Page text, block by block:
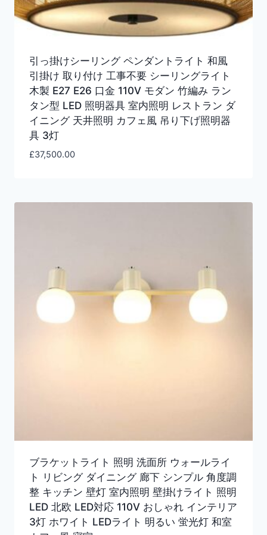
引っ掛けシーリング ペンダントライト 和風
引掛け 取り付け 工事不要 シーリングライト
木製 E27 E26 口金 110V モダン 竹編み ラン
タン型 LED 照明器具 室内照明 レストラン ダ
イニング 天井照明 カフェ風 吊り下げ照明器
具 3灯
£37,500.00
ブラケットライト 照明 洗面所 ウォールライ
ト リビング ダイニング 廊下 シンプル 角度調
整 キッチン 壁灯 室内照明 壁掛けライト 照明
LED 北欧 LED対応 110V おしゃれ インテリア
3灯 ホワイト LEDライト 明るい 蛍光灯 和室